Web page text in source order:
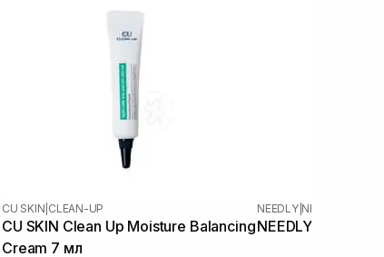
CU SKIN CLEAN-UP
CU SKIN Clean Up Moisture Balancing
Cream 7 мл
NEEDLY| NEEDLY
NEEDLY